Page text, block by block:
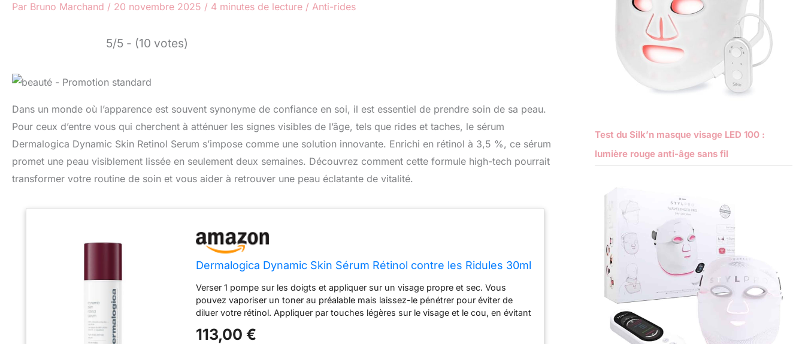
Par Bruno Marchand / 20 novembre 2025 / 4 minutes de lecture / Anti-rides
5/5 - (10 votes)
Dans un monde où l’apparence est souvent synonyme de confiance en soi, il est essentiel de prendre soin de sa peau.
Pour ceux d’entre vous qui cherchent à atténuer les signes visibles de l’âge, tels que rides et taches, le sérum
Dermalogica Dynamic Skin Retinol Serum s’impose comme une solution innovante. Enrichi en rétinol à 3,5 %, ce sérum
promet une peau visiblement lissée en seulement deux semaines. Découvrez comment cette formule high-tech pourrait
transformer votre routine de soin et vous aider à retrouver une peau éclatante de vitalité.
Dermalogica Dynamic Skin Sérum Rétinol contre les Ridules 30ml
Verser 1 pompe sur les doigts et appliquer sur un visage propre et sec. Vous
pouvez vaporiser un toner au préalable mais laissez-le pénétrer pour éviter de
diluer votre rétinol. Appliquer par touches légères sur le visage et le cou, en évitant
Appliquer 2 soirs par semaine pendant les 2 premières semaines. Préparer en
113,00 €
Test du Silk’n masque visage LED 100 :
lumière rouge anti-âge sans fil